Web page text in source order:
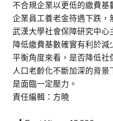
不合規企業以更低的繳費
企業員工養老金待遇下跌，
武漢大學社會保障研究中
降低繳費基數確實有利於
平衡角度來看，是否降低
人口老齡化不斷加深的背
是面臨一定壓力。
責任編輯：方曉